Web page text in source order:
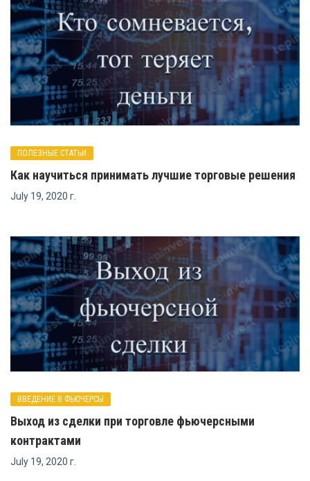
ПОЛЕЗНЫЕ СТАТЬИ
Как научиться принимать лучшие торговые решения
July 19, 2020 г.
ВВЕДЕНИЕ В ФЬЮЧЕРСЫ
Выход из сделки при торговле фьючерсными
контрактами
July 19, 2020 г.